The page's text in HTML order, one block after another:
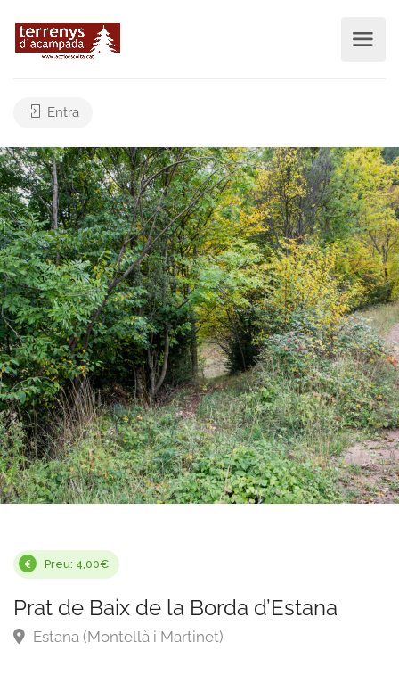
Entra
Preu: 4,00€
Prat de Baix de la Borda d’Estana
Estana (Montellà i Martinet)